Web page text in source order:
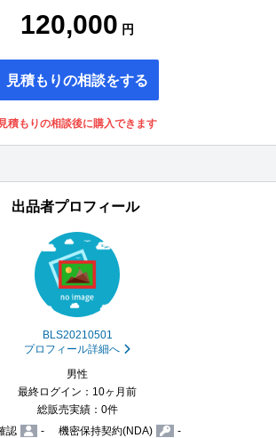
120,000 円
見積もりの相談をする
見積もりの相談後に購入できます
出品者プロフィール
BLS20210501
プロフィール詳細へ
男性
最終ログイン：10ヶ月前
総販売実績：0件
認
- 機密保持契約(NDA) -